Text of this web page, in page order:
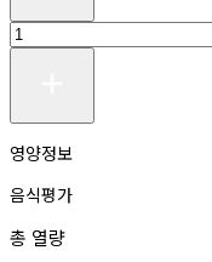
영양정보
음식평가
총 열량